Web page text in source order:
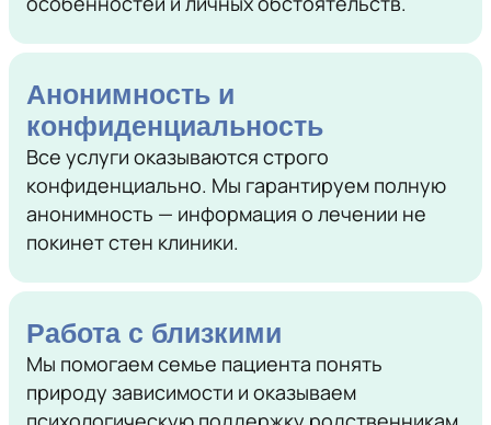
Анонимность и
конфиденциальность
Все услуги оказываются строго
конфиденциально. Мы гарантируем полную
анонимность — информация о лечении не
покинет стен клиники.
Работа с близкими
Мы помогаем семье пациента понять
природу зависимости и оказываем